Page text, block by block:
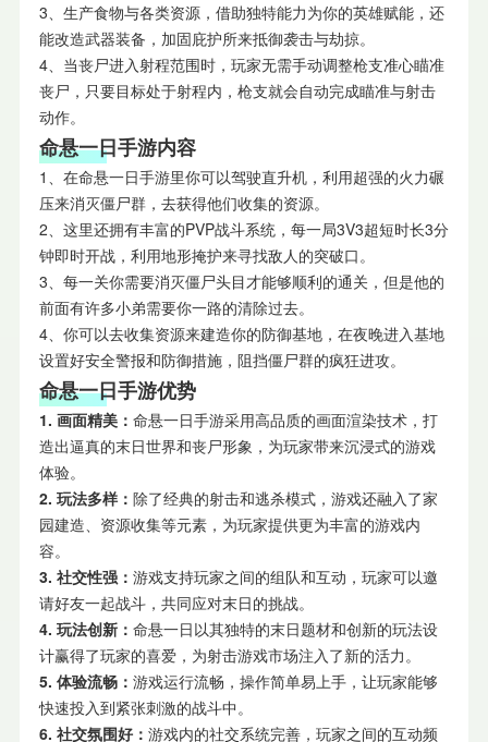
3、生产食物与各类资源，借助独特能力为你的英雄赋能，还
能改造武器装备，加固庇护所来抵御袭击与劫掠。
4、当丧尸进入射程范围时，玩家无需手动调整枪支准心瞄准
丧尸，只要目标处于射程内，枪支就会自动完成瞄准与射击
动作。
命悬一日手游内容
1、在命悬一日手游里你可以驾驶直升机，利用超强的火力碾
压来消灭僵尸群，去获得他们收集的资源。
2、这里还拥有丰富的PVP战斗系统，每一局3V3超短时长3分
钟即时开战，利用地形掩护来寻找敌人的突破口。
3、每一关你需要消灭僵尸头目才能够顺利的通关，但是他的
前面有许多小弟需要你一路的清除过去。
4、你可以去收集资源来建造你的防御基地，在夜晚进入基地
设置好安全警报和防御措施，阻挡僵尸群的疯狂进攻。
命悬一日手游优势
1. 画面精美： 命悬一日手游采用高品质的画面渲染技术，打
造出逼真的末日世界和丧尸形象，为玩家带来沉浸式的游戏
体验。
2. 玩法多样： 除了经典的射击和逃杀模式，游戏还融入了家
园建造、资源收集等元素，为玩家提供更为丰富的游戏内
容。
3. 社交性强： 游戏支持玩家之间的组队和互动，玩家可以邀
请好友一起战斗，共同应对末日的挑战。
4. 玩法创新： 命悬一日以其独特的末日题材和创新的玩法设
计赢得了玩家的喜爱，为射击游戏市场注入了新的活力。
5. 体验流畅： 游戏运行流畅，操作简单易上手，让玩家能够
快速投入到紧张刺激的战斗中。
6. 社交氛围好： 游戏内的社交系统完善，玩家之间的互动频